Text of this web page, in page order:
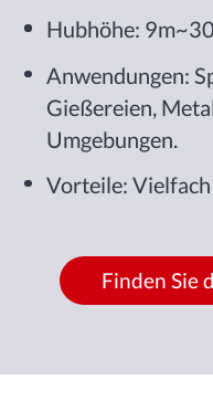
Hubhöhe:
Anwendungen:
Gießereien,
Umgebungen.
Vorteile:
Finden Sie